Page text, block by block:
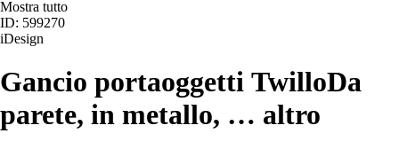
Mostra tutto
ID: 599270
iDesign
Gancio portaoggetti TwilloDa
parete, in metallo, … altro